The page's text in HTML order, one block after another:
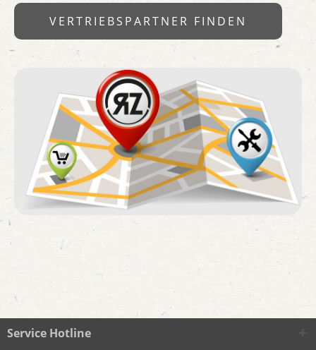
VERTRIEBSPARTNER FINDEN
Service Hotline